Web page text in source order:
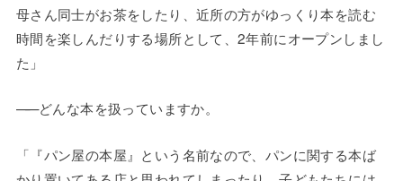
母さん同士がお茶をしたり、近所の方がゆっくり本を読む
時間を楽しんだりする場所として、2年前にオープンしまし
た」
——どんな本を扱っていますか。
「『パン屋の本屋』という名前なので、パンに関する本ば